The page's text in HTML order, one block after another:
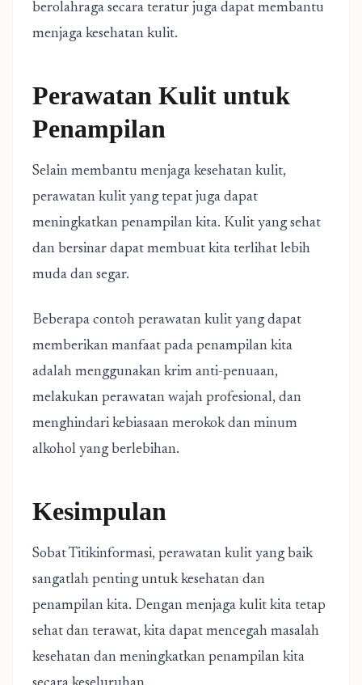
berolahraga secara teratur juga dapat membantu
menjaga kesehatan kulit.
Perawatan Kulit untuk
Penampilan
Selain membantu menjaga kesehatan kulit,
perawatan kulit yang tepat juga dapat
meningkatkan penampilan kita. Kulit yang sehat
dan bersinar dapat membuat kita terlihat lebih
muda dan segar.
Beberapa contoh perawatan kulit yang dapat
memberikan manfaat pada penampilan kita
adalah menggunakan krim anti-penuaan,
melakukan perawatan wajah profesional, dan
menghindari kebiasaan merokok dan minum
alkohol yang berlebihan.
Kesimpulan
Sobat Titikinformasi, perawatan kulit yang baik
sangatlah penting untuk kesehatan dan
penampilan kita. Dengan menjaga kulit kita tetap
sehat dan terawat, kita dapat mencegah masalah
kesehatan dan meningkatkan penampilan kita